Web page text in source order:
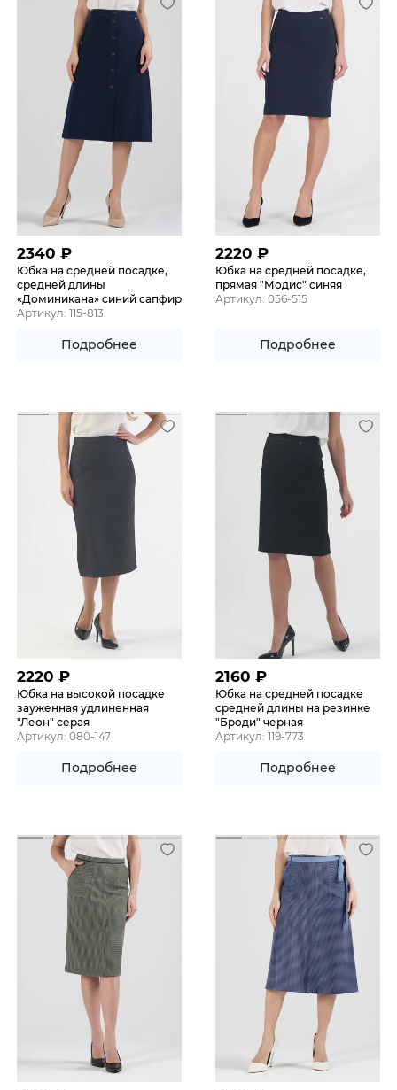
2340 ₽
Юбка на средней посадке,
средней длины
«Доминикана» синий сапфир
Артикул: 115-813
Подробнее
2220 ₽
Юбка на средней посадке,
прямая "Модис" синяя
Артикул: 056-515
Подробнее
2220 ₽
Юбка на высокой посадке
зауженная удлиненная
"Леон" серая
Артикул: 080-147
Подробнее
2160 ₽
Юбка на средней посадке
средней длины на резинке
"Броди" черная
Артикул: 119-773
Подробнее